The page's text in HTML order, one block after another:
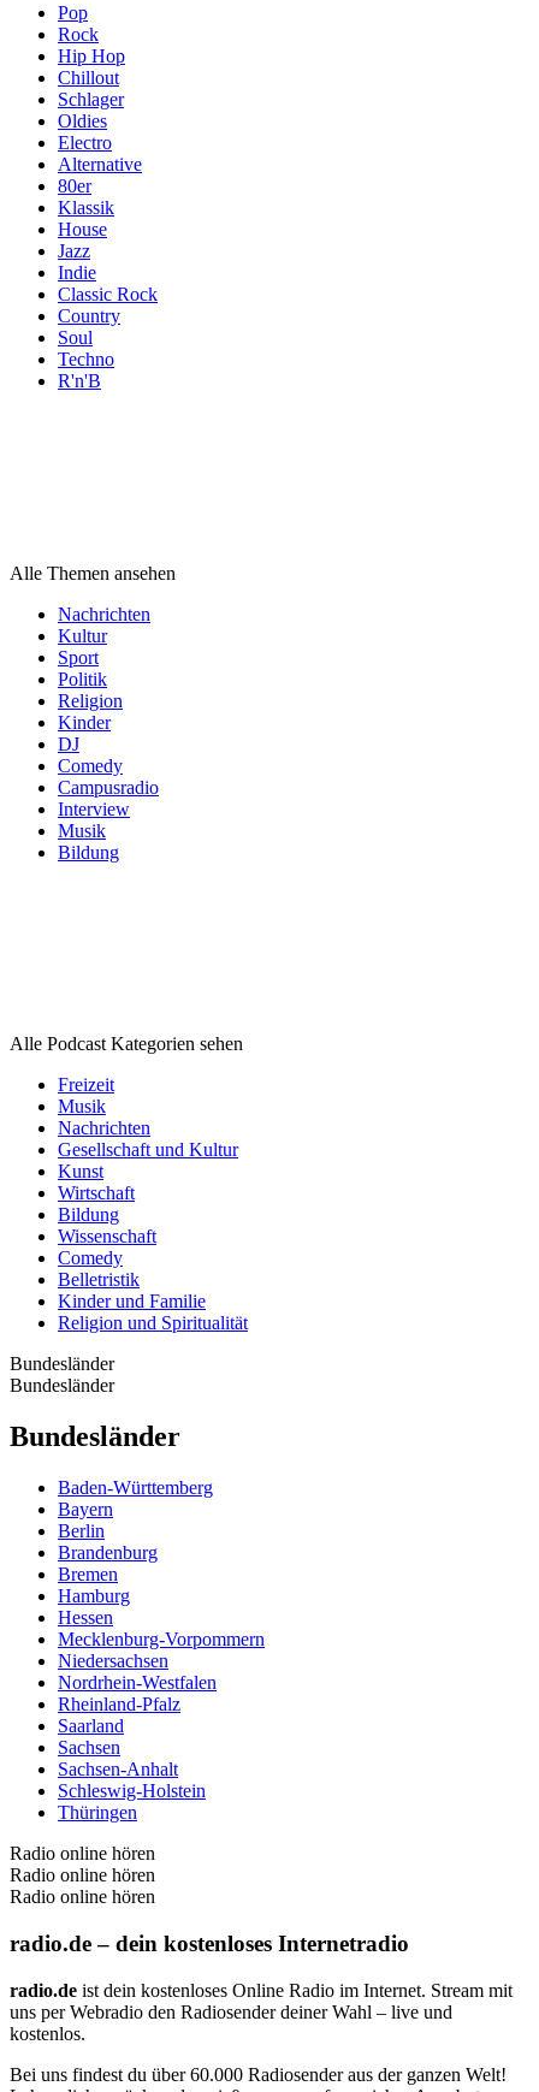
Pop
Rock
Hip Hop
Chillout
Schlager
Oldies
Electro
Alternative
80er
Klassik
House
Jazz
Indie
Classic Rock
Country
Soul
Techno
R'n'B
Alle Themen ansehen
Nachrichten
Kultur
Sport
Politik
Religion
Kinder
DJ
Comedy
Campusradio
Interview
Musik
Bildung
Alle Podcast Kategorien sehen
Freizeit
Musik
Nachrichten
Gesellschaft und Kultur
Kunst
Wirtschaft
Bildung
Wissenschaft
Comedy
Belletristik
Kinder und Familie
Religion und Spiritualität
Bundesländer
Bundesländer
Bundesländer
Baden-Württemberg
Bayern
Berlin
Brandenburg
Bremen
Hamburg
Hessen
Mecklenburg-Vorpommern
Niedersachsen
Nordrhein-Westfalen
Rheinland-Pfalz
Saarland
Sachsen
Sachsen-Anhalt
Schleswig-Holstein
Thüringen
Radio online hören
Radio online hören
Radio online hören
radio.de – dein kostenloses Internetradio
radio.de ist dein kostenloses Online Radio im Internet. Stream mit
uns per Webradio den Radiosender deiner Wahl – live und
kostenlos.
Bei uns findest du über 60.000 Radiosender aus der ganzen Welt!